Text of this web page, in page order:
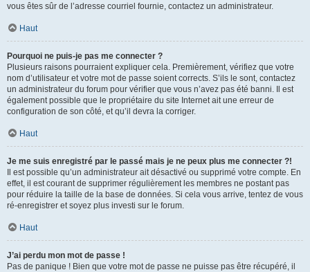
vous êtes sûr de l’adresse courriel fournie, contactez un administrateur.
Haut
Pourquoi ne puis-je pas me connecter ?
Plusieurs raisons pourraient expliquer cela. Premièrement, vérifiez que votre
nom d’utilisateur et votre mot de passe soient corrects. S’ils le sont, contactez
un administrateur du forum pour vérifier que vous n’avez pas été banni. Il est
également possible que le propriétaire du site Internet ait une erreur de
configuration de son côté, et qu’il devra la corriger.
Haut
Je me suis enregistré par le passé mais je ne peux plus me connecter ?!
Il est possible qu’un administrateur ait désactivé ou supprimé votre compte. En
effet, il est courant de supprimer régulièrement les membres ne postant pas
pour réduire la taille de la base de données. Si cela vous arrive, tentez de vous
ré-enregistrer et soyez plus investi sur le forum.
Haut
J’ai perdu mon mot de passe !
Pas de panique ! Bien que votre mot de passe ne puisse pas être récupéré, il